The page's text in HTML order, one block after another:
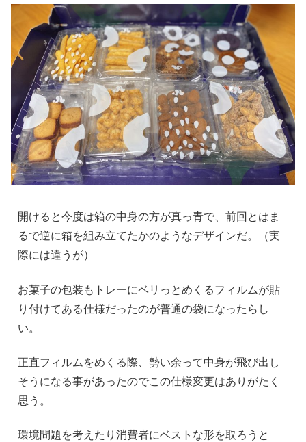
開けると今度は箱の中身の方が真っ青で、前回とはま
るで逆に箱を組み立てたかのようなデザインだ。（実
際には違うが）
お菓子の包装もトレーにベリっとめくるフィルムが貼
り付けてある仕様だったのが普通の袋になったらし
い。
正直フィルムをめくる際、勢い余って中身が飛び出し
そうになる事があったのでこの仕様変更はありがたく
思う。
環境問題を考えたり消費者にベストな形を取ろうと